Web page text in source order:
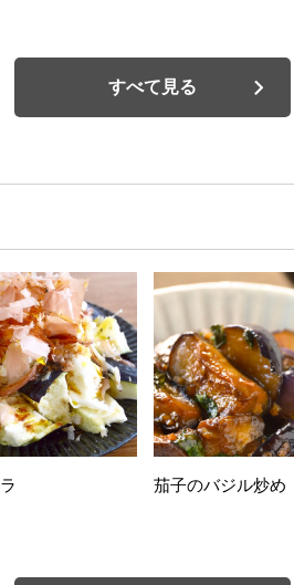
すべて見る
茄子のバジル炒め